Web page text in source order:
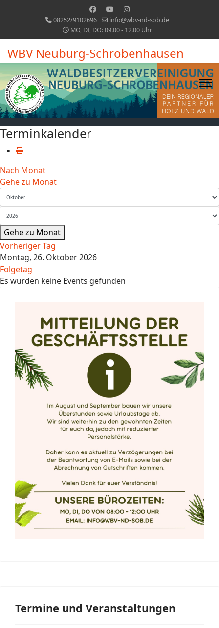
08252/9102696
info@wbv-nd-sob.de
MO, DI, DO: 09.00 - 12.00 Uhr
WBV Neuburg-Schrobenhausen
Terminkalender
Nach Monat
Gehe zu Monat
Gehe zu Monat
Vorheriger Tag
Montag, 26. Oktober 2026
Folgetag
Es wurden keine Events gefunden
Termine und Veranstaltungen